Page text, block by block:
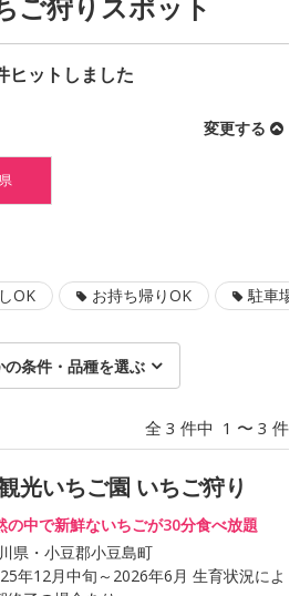
ヒットしました
変更する
OK お持ち帰りOK 駐車場
の条件・品種を選ぶ
全 3 件中 1 〜 3 件
光いちご園 いちご狩り
の中で新鮮ないちごが30分食べ放題
県・小豆郡小豆島町
年12月中旬～2026年6月 生育状況によ